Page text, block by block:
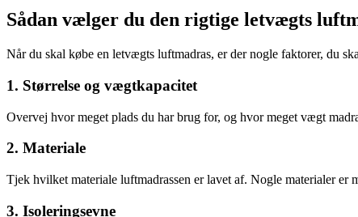
Sådan vælger du den rigtige letvægts
Når du skal købe en letvægts luftmadras, er der nogle faktorer, du
1. Størrelse og vægtkapacitet
Overvej hvor meget plads du har brug for, og hvor meget vægt
2. Materiale
Tjek hvilket materiale luftmadrassen er lavet af. Nogle materialer
3. Isoleringsevne